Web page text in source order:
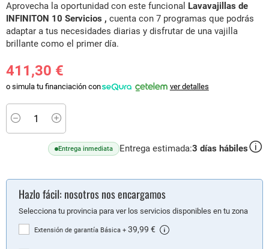
de
imágenes
Aprovecha la oportunidad con este funcional Lavavajillas de
INFINITON 10 Servicios , cuenta con 7 programas que podrás
adaptar a tus necesidades diarias y disfrutar de una vajilla
brillante como el primer día.
411,30 €
o simula tu financiación con ver detalles
Entrega inmediata Entrega estimada:3 días hábiles
Minus
Hazlo fácil: nosotros nos encargamos
Selecciona tu provincia para ver los servicios disponibles en tu zona
Extensión de garantía Básica + 39,99 €